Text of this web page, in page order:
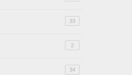
33
2
34